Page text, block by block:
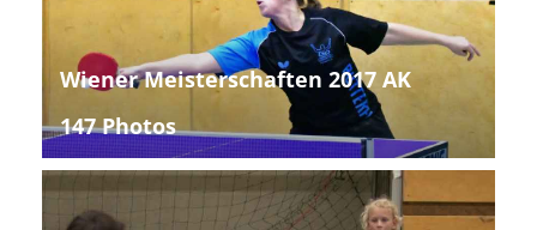
Wiener Meisterschaften 2017 AK
147 Photos